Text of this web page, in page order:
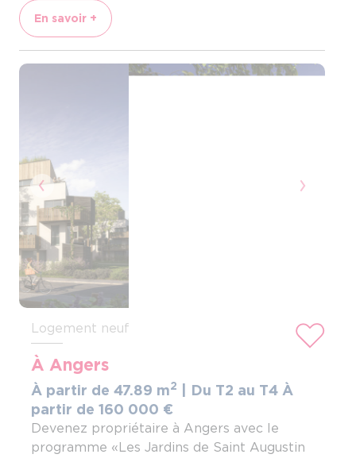
En savoir +
Previous Next
Logement neuf
À Angers
À partir de 47.89 m2 | Du T2 au T4 À
partir de 160 000 €
Devenez propriétaire à Angers avec le
programme «Les Jardins de Saint Augustin